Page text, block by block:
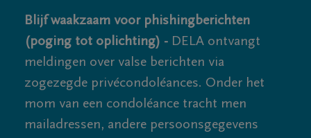
Blijf waakzaam voor phishingberichten
(poging tot oplichting) - DELA ontvangt
meldingen over valse berichten via
zogezegde privécondoléances. Onder het
mom van een condoléance tracht men
mailadressen, andere persoonsgegevens